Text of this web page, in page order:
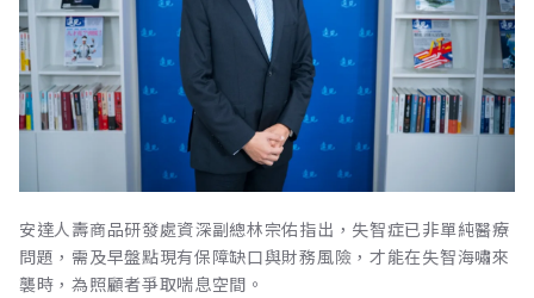
安達人壽商品研發處資深副總林宗佑指出，失智症已非單純醫療
問題，需及早盤點現有保障缺口與財務風險，才能在失智海嘯來
襲時，為照顧者爭取喘息空間。